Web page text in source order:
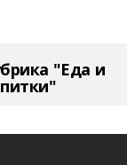
"Еда и